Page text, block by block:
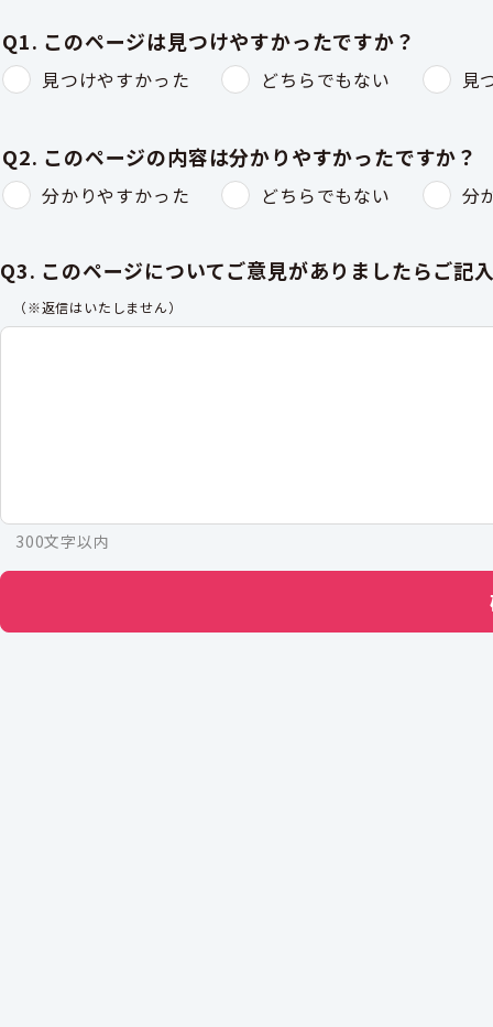
Q1. このページは見つけやすかったですか？
見つけやすかった どちらでもない 見
Q2. このページの内容は分かりやすかったですか？
分かりやすかった どちらでもない 分
Q3. このページについてご意見がありましたらご記
（※返信はいたしません）
300文字以内